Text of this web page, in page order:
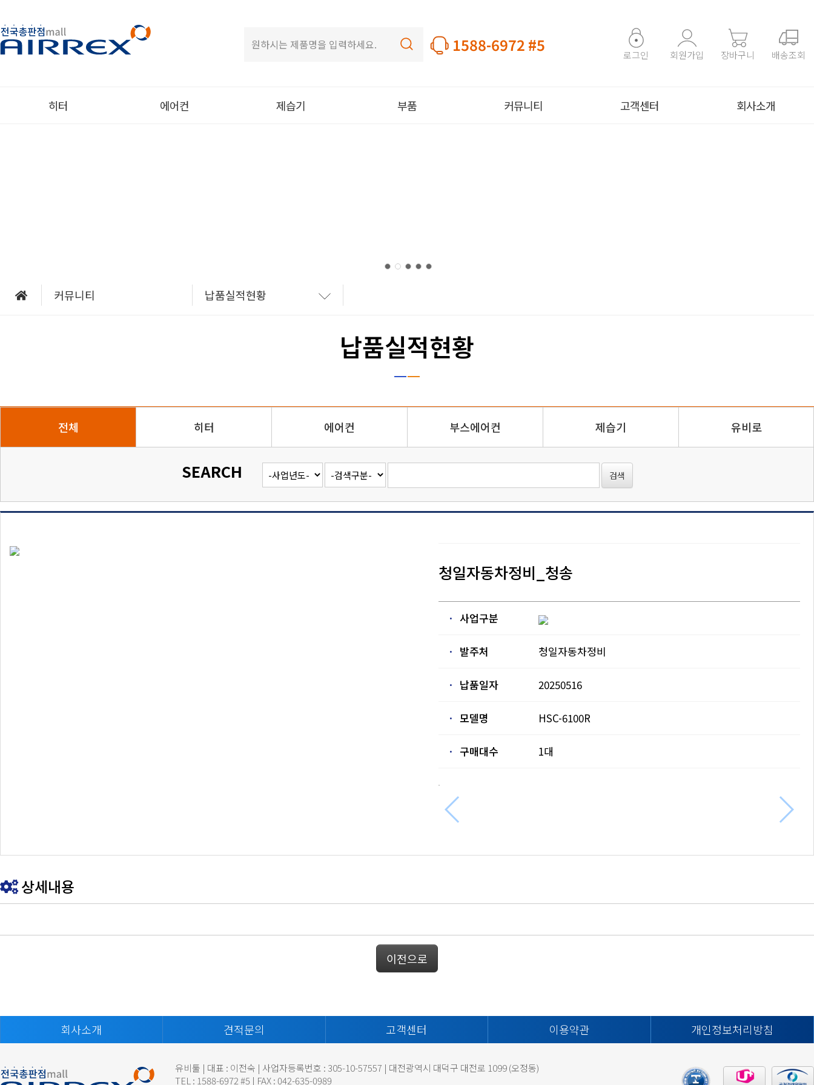
1588-6972 #5 로그인 회원가입 장바구니 배송조회
히터 에어컨 제습기 부품 커뮤니티 고객센터 회사소개
커뮤니티 납품실적현황
납품실적현황
전체 히터 에어컨 부스에어컨 제습기 유비로
SEARCH 검색
청일자동차정비_청송
· 사업구분
· 발주처 청일자동차정비
· 납품일자 20250516
· 모델명 HSC-6100R
· 구매대수 1대
상세내용
이전으로
회사소개 견적문의 고객센터 이용약관 개인정보처리방침
유비툴 | 대표 : 이전숙 | 사업자등록번호 : 305-10-57557 | 대전광역시 대덕구 대전로 1099 (오정동)
TEL : 1588-6972 #5 | FAX : 042-635-0989